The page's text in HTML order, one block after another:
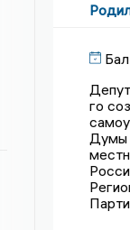
го
Думы